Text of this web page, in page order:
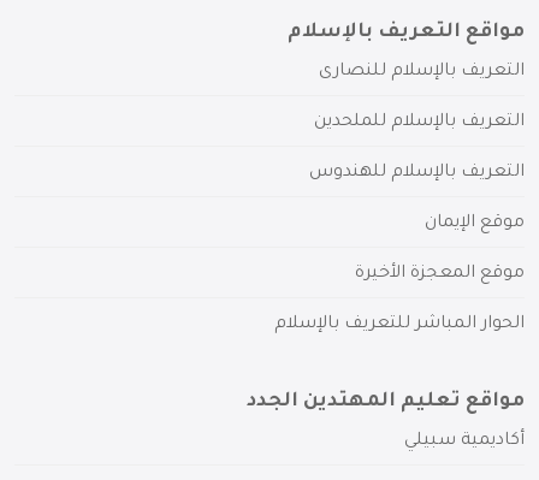
مواقع التعريف بالإسلام
التعريف بالإسلام للنصارى
التعريف بالإسلام للملحدين
التعريف بالإسلام للهندوس
موقع الإيمان
موقع المعجزة الأخيرة
الحوار المباشر للتعريف بالإسلام
مواقع تعليم المهتدين الجدد
أكاديمية سبيلي